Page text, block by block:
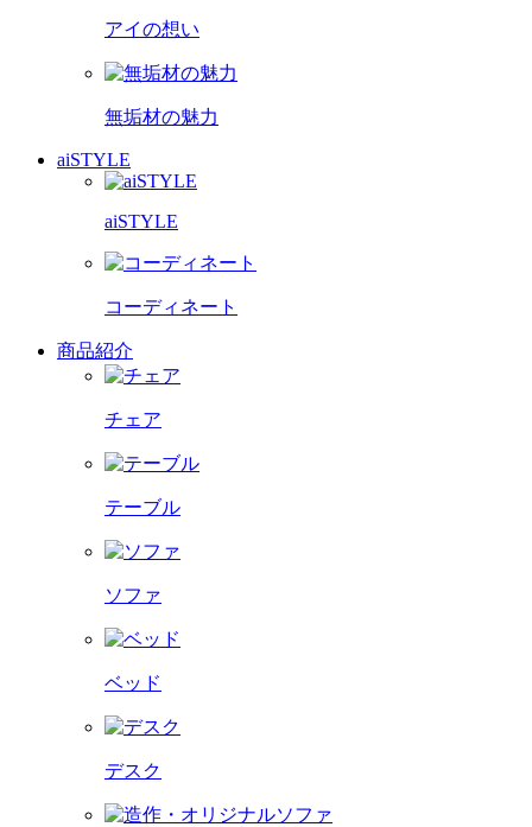
アイの想い
無垢材の魅力
aiSTYLE
aiSTYLE
コーディネート
商品紹介
チェア
テーブル
ソファ
ベッド
デスク